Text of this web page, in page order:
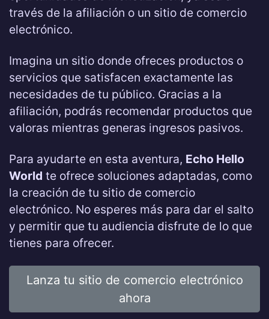
través de la afiliación o un sitio de comercio
electrónico.
Imagina un sitio donde ofreces productos o
servicios que satisfacen exactamente las
necesidades de tu público. Gracias a la
afiliación, podrás recomendar productos que
valoras mientras generas ingresos pasivos.
Para ayudarte en esta aventura, Echo Hello
World te ofrece soluciones adaptadas, como
la creación de tu sitio de comercio
electrónico. No esperes más para dar el salto
y permitir que tu audiencia disfrute de lo que
tienes para ofrecer.
Lanza tu sitio de comercio electrónico
ahora